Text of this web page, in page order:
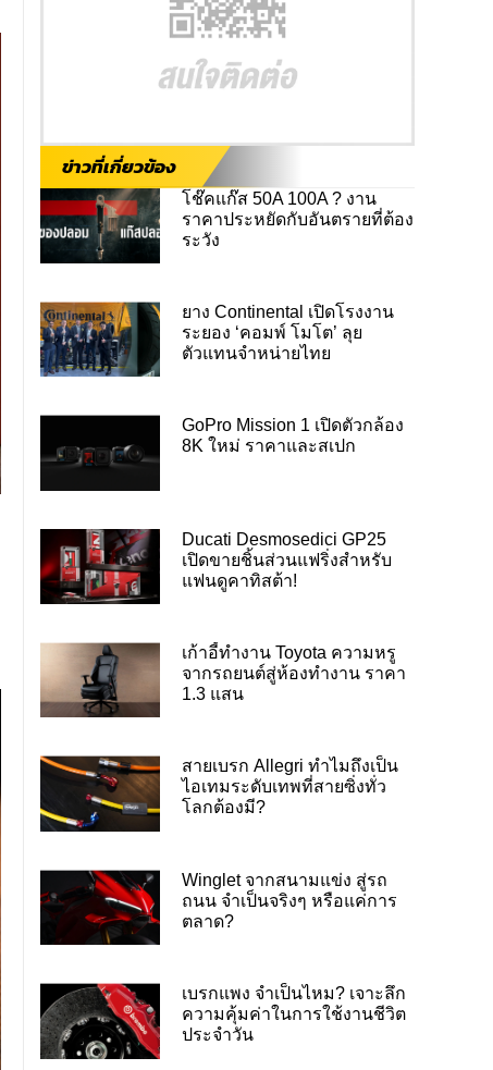
ข่าวที่เกี่ยวข้อง
โช๊คแก๊ส 50A 100A ? งาน
ราคาประหยัดกับอันตรายที่ต้อง
ระวัง
ยาง Continental เปิดโรงงาน
ระยอง ‘คอมพ์ โมโต’ ลุย
ตัวแทนจำหน่ายไทย
GoPro Mission 1 เปิดตัวกล้อง
8K ใหม่ ราคาและสเปก
Ducati Desmosedici GP25
เปิดขายชิ้นส่วนแฟริ่งสำหรับ
แฟนดูคาทิสต้า!
เก้าอี้ทำงาน Toyota ความหรู
จากรถยนต์สู่ห้องทำงาน ราคา
1.3 แสน
สายเบรก Allegri ทำไมถึงเป็น
ไอเทมระดับเทพที่สายซิ่งทั่ว
โลกต้องมี?
Winglet จากสนามแข่ง สู่รถ
ถนน จำเป็นจริงๆ หรือแค่การ
ตลาด?
เบรกแพง จำเป็นไหม? เจาะลึก
ความคุ้มค่าในการใช้งานชีวิต
ประจำวัน